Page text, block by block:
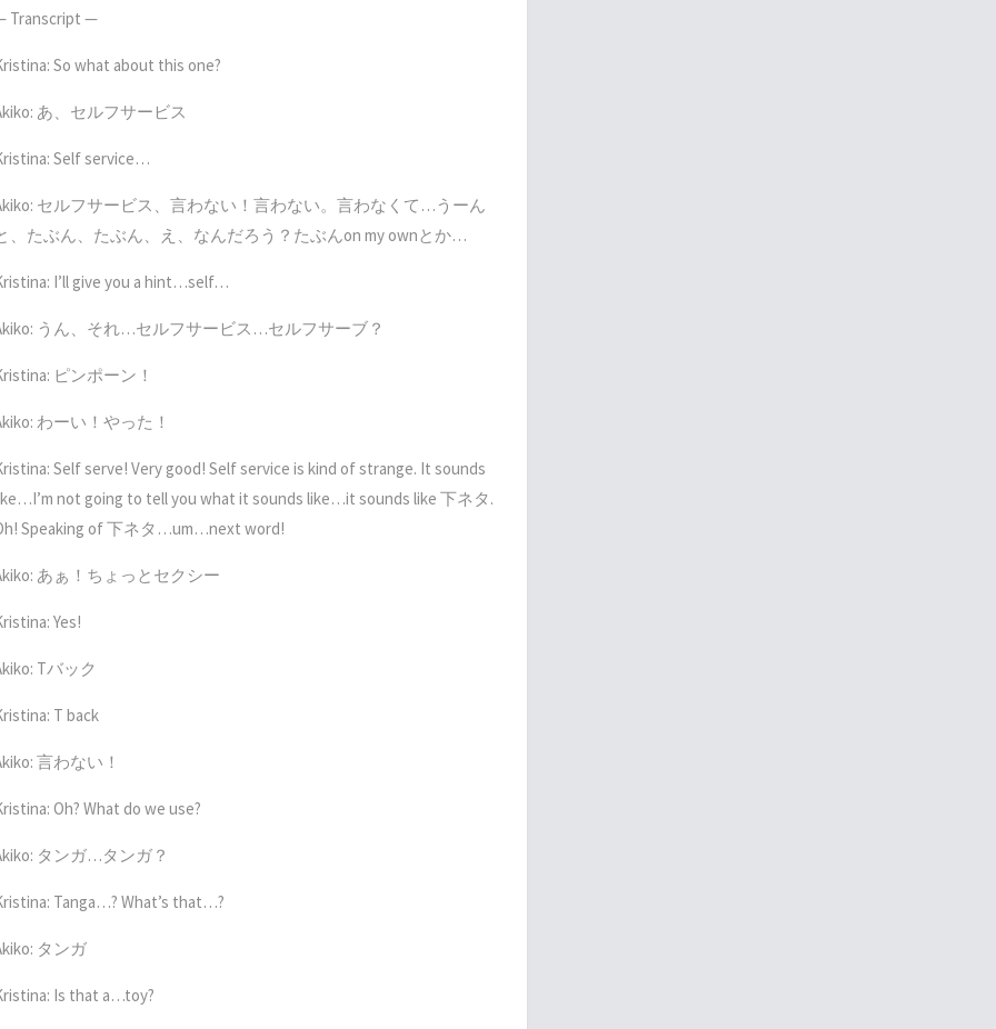
Transcript —
So what about this one?
あ、セルフサービス
Self service…
セルフサービス、言わない！言わない。言わなくて…うーん
、たぶん、たぶん、え、なんだろう？たぶんon my ownとか…
I’ll give you a hint…self…
うん、それ…セルフサービス…セルフサーブ？
ピンポーン！
わーい！やった！
Self serve! Very good! Self service is kind of strange. It sounds
not going to tell you what it sounds like…it sounds like 下ネタ.
Speaking of 下ネタ…um…next word!
あぁ！ちょっとセクシー
Yes!
Tバック
T back
言わない！
Oh? What do we use?
タンガ…タンガ？
Tanga…? What’s that…?
タンガ
Is that a…toy?